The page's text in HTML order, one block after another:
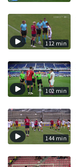
112 min
102 min
144 min